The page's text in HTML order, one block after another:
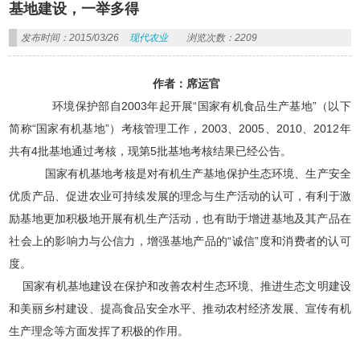
基地建设，一举多得
发布时间：2015/03/26 现代农业 浏览次数：2209
作者：席运官
环境保护部自2003年起开展“国家有机食品生产基地”（以下
简称“国家有机基地”）考核管理工作，2003、2005、2010、2012年
共有4批基地通过考核，现第5批基地考核结果已经公告。
国家有机基地考核是对有机生产基地保护生态环境、生产安全
优质产品、促进农业可持续发展的理念与生产活动的认可，有利于激
励基地更加积极地开展有机生产活动，也有助于增进基地及其产品在
社会上的影响力与公信力，增强基地产品的“诚信”度和消费者的认可
度。
国家有机基地建设在保护和改善农村生态环境、推进生态文明建设
和美丽乡村建设、提高食品安全水平、推动农村经济发展、宣传有机
生产理念等方面发挥了积极的作用。